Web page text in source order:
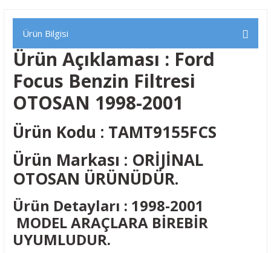
Ürün Bilgisi
Ürün Açıklaması : Ford
Focus Benzin Filtresi
OTOSAN 1998-2001
Ürün Kodu : TAMT9155FCS
Ürün Markası : ORİJİNAL
OTOSAN ÜRÜNÜDÜR.
Ürün Detayları : 1998-2001
MODEL ARAÇLARA BİREBİR
UYUMLUDUR.